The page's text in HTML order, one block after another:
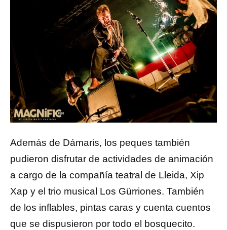
Además de Dámaris, los peques también
pudieron disfrutar de actividades de animación
a cargo de la compañía teatral de Lleida, Xip
Xap y el trio musical Los Gürriones. También
de los inflables, pintas caras y cuenta cuentos
que se dispusieron por todo el bosquecito.